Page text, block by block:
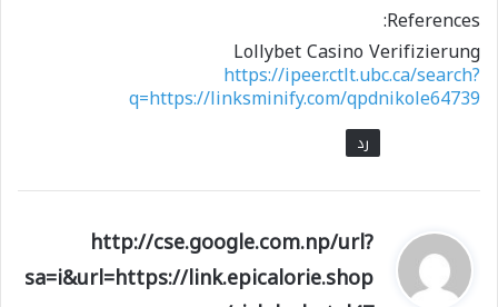
References:
Lollybet Casino Verifizierung
https://ipeer.ctlt.ubc.ca/search?
q=https://linksminify.com/qpdnikole64739
رد
ي
و
http://cse.google.com.np/url?
sa=i&url=https://link.epicalorie.shop